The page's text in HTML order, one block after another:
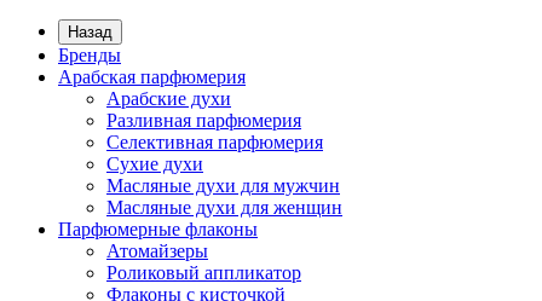
Назад
Бренды
Арабская парфюмерия
Арабские духи
Разливная парфюмерия
Селективная парфюмерия
Сухие духи
Масляные духи для мужчин
Масляные духи для женщин
Парфюмерные флаконы
Атомайзеры
Роликовый аппликатор
Флаконы с кисточкой